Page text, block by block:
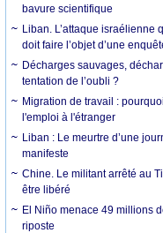
bavure scientifique
Liban. L’attaque israélienne
doit faire l’objet d’une
Décharges sauvages,
tentation de l’oubli ?
Migration de travail :
l'emploi à l'étranger
Liban : Le meurtre d’une
manifeste
Chine. Le militant arrêté au
être libéré
El Niño menace 49 millions
riposte